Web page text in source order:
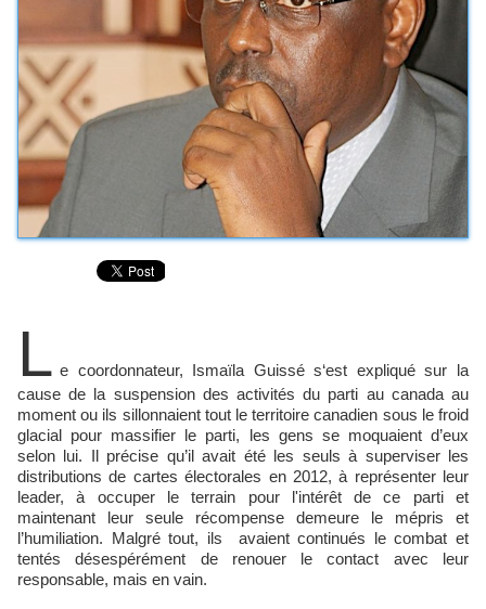
L e coordonnateur, Ismaïla Guissé s‘est expliqué sur la
cause de la suspension des activités du parti au canada au
moment ou ils sillonnaient tout le territoire canadien sous le froid
glacial pour massifier le parti, les gens se moquaient d’eux
selon lui. Il précise qu’il avait été les seuls à superviser les
distributions de cartes électorales en 2012, à représenter leur
leader, à occuper le terrain pour l'intérêt de ce parti et
maintenant leur seule récompense demeure le mépris et
l’humiliation. Malgré tout, ils avaient continués le combat et
tentés désespérément de renouer le contact avec leur
responsable, mais en vain.